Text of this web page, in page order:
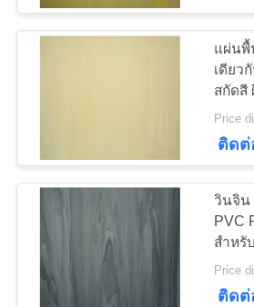
อ้าง
แผนผัง
เว็บไซต์
พื้น PVC ป้อ
ผนัง PVC ป้อ
งกันสแตติก
แผ่นพื้
เดียว
สกัดสี
พื้นไว
ติดต่
วินจิน
PVC
สําหรั
ห้องส่
ติดต่